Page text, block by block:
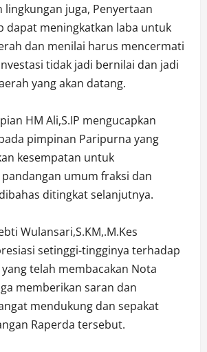
juga, Penyertaan
dapat meningkatkan laba untuk
dan menilai harus mencermati
tidak jadi bernilai dan jadi
yang akan datang.
HM Ali,S.IP mengucapkan
pimpinan Paripurna yang
kesempatan untuk
umum fraksi dan
ditingkat selanjutnya.
Wulansari,S.KM,.M.Kes
setinggi-tingginya terhadap
telah membacakan Nota
memberikan saran dan
mendukung dan sepakat
Raperda tersebut.